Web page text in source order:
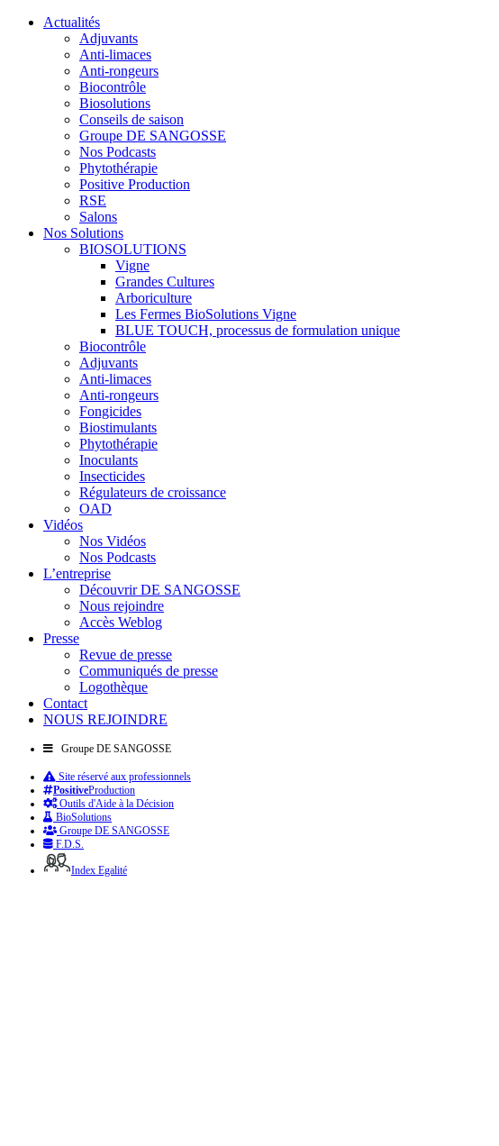
Actualités
Adjuvants
Anti-limaces
Anti-rongeurs
Biocontrôle
Biosolutions
Conseils de saison
Groupe DE SANGOSSE
Nos Podcasts
Phytothérapie
Positive Production
RSE
Salons
Nos Solutions
BIOSOLUTIONS
Vigne
Grandes Cultures
Arboriculture
Les Fermes BioSolutions Vigne
BLUE TOUCH, processus de formulation unique
Biocontrôle
Adjuvants
Anti-limaces
Anti-rongeurs
Fongicides
Biostimulants
Phytothérapie
Inoculants
Insecticides
Régulateurs de croissance
OAD
Vidéos
Nos Vidéos
Nos Podcasts
L’entreprise
Découvrir DE SANGOSSE
Nous rejoindre
Accès Weblog
Presse
Revue de presse
Communiqués de presse
Logothèque
Contact
NOUS REJOINDRE
Groupe DE SANGOSSE
Site réservé aux professionnels
PositiveProduction
Outils d'Aide à la Décision
BioSolutions
Groupe DE SANGOSSE
F.D.S.
Index Egalité